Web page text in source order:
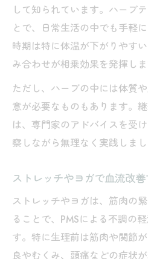
して知られています。ハーブ
とで、日常生活の中でも手軽
時期は特に体温が下がりやす
み合わせが相乗効果を発揮しま
ただし、ハーブの中には体質
意が必要なものもあります。
は、専門家のアドバイスを受
察しながら無理なく実践しまし
ストレッチやヨガで血流改
ストレッチやヨガは、筋肉の
ることで、PMSによる不調の
す。特に生理前は筋肉や関節
良やむくみ、頭痛などの症状